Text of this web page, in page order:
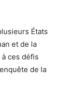
États
et de la
ces défis
de la